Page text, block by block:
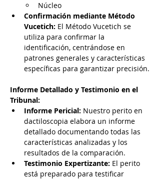
Núcleo
Confirmación mediante Método
Vucetich: El Método Vucetich se
utiliza para confirmar la
identificación, centrándose en
patrones generales y características
específicas para garantizar precisión.
Informe Detallado y Testimonio en el
Tribunal:
Informe Pericial: Nuestro perito en
dactiloscopia elabora un informe
detallado documentando todas las
características analizadas y los
resultados de la comparación.
Testimonio Expertizante: El perito
está preparado para testificar